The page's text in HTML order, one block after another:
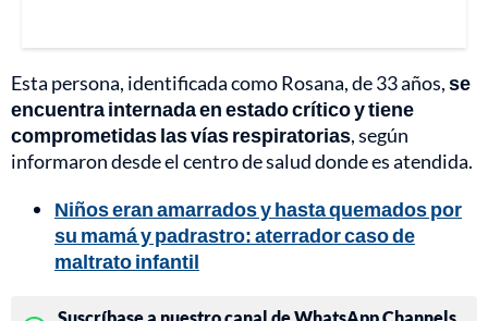
Esta persona, identificada como Rosana, de 33 años,se
encuentra internada en estado crítico y tiene
comprometidas las vías respiratorias, según
informaron desde el centro de salud donde es atendida.
Niños eran amarrados y hasta quemados por
su mamá y padrastro: aterrador caso de
maltrato infantil